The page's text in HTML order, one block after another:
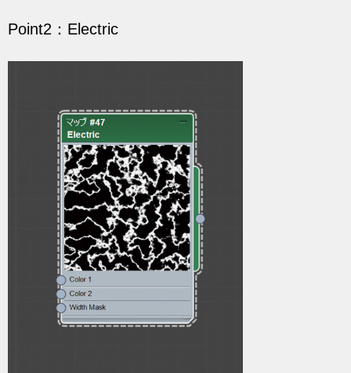
Point2：Electric